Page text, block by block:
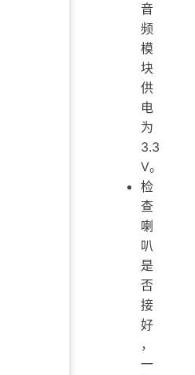
音
频
模
块
供
电
为
3.3
V。
检
查
喇
叭
是
否
接
好
，
一